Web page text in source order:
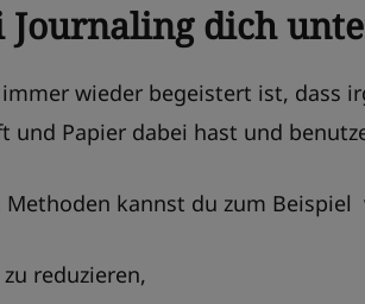
Journaling dich
wieder begeistert ist, dass
und Papier dabei hast und
Methoden kannst du zum Beispiel
reduzieren,